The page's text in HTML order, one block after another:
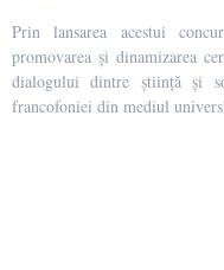
Prin lansarea acestui
promovarea și dinamizarea
dialogului dintre știință și
francofoniei din mediul